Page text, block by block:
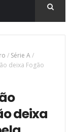
/ Série A/
deixa Fogão
deixa